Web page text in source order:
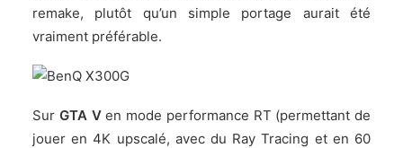
remake, plutôt qu’un simple portage aurait été
vraiment préférable.
Sur GTA Ven mode performance RT (permettant de
jouer en 4K upscalé, avec du Ray Tracing et en 60